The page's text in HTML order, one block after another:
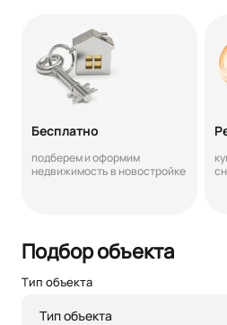
Бесплатно
подберем и оформим
недвижимость в новостройке
Подбор объекта
Тип объекта
Тип объекта